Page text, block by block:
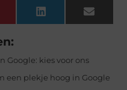
LinkedIn Email
Google: kies voor ons
een plekje hoog in Google